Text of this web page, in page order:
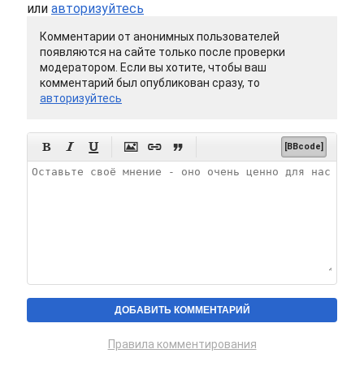
или авторизуйтесь
Комментарии от анонимных пользователей
появляются на сайте только после проверки
модератором. Если вы хотите, чтобы ваш
комментарий был опубликован сразу, то
авторизуйтесь
      [BBcode]
Правила комментирования